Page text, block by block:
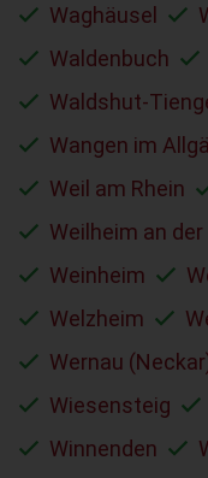
Waghäusel
Waldenbuch
Waldshut-
Wangen im
Weil am Rhein
Weilheim an
Weinheim
Welzheim
Wernau
Wiesensteig
Winnenden